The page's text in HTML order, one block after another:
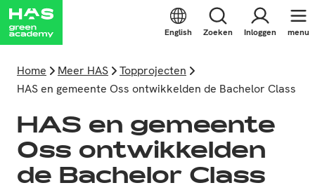
English Zoeken Inloggen menu
Home Meer HAS
Topprojecten
HAS en gemeente Oss ontwikkelden de Bachelor Class
HAS en gemeente
Oss ontwikkelden
de Bachelor Class